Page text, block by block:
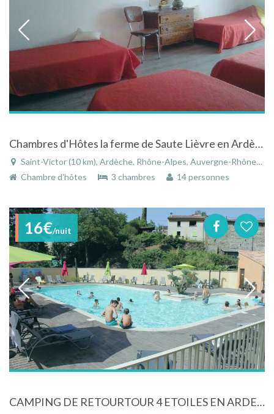
Chambres d'Hôtes la ferme de Saute Lièvre en Ardèche
Saint-Victor (10 km), Ardèche, Rhône-Alpes, Auvergne-Rhône-Alpes, France
Chambre d'hôtes
3 chambres 14 personnes
16€/nuit
CAMPING DE RETOURTOUR 4 ETOILES EN ARDECHE. BORD DE RIVIERE, PISCINE CHAUFFEE